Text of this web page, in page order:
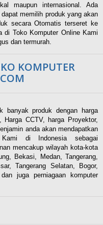
maupun internasional. Ada
memilih produk yang akan
secara Otomatis terseret ke
di Toko Komputer Online Kami
dan termurah.
KOMPUTER
banyak produk dengan harga
CCTV, harga Proyektor,
anda akan mendapatkan
di Indonesia sebagai
mencakup wilayah kota-kota
Bekasi, Medan, Tangerang,
Tangerang Selatan, Bogor,
juga perniagaan komputer